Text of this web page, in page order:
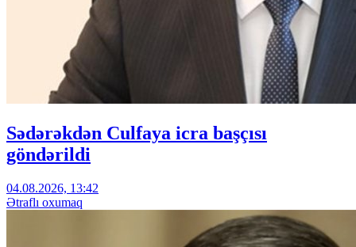
Sədərəkdən Culfaya icra başçısı
göndərildi
04.08.2026, 13:42
Ətraflı oxumaq